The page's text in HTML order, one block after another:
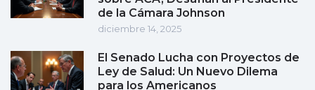
de la Cámara Johnson
diciembre 14, 2025
El Senado Lucha con Proyectos de
Ley de Salud: Un Nuevo Dilema
para los Americanos